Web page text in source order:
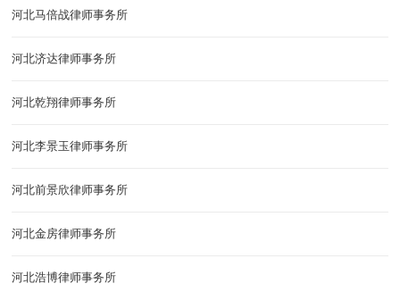
河北马倍战律师事务所
河北济达律师事务所
河北乾翔律师事务所
河北李景玉律师事务所
河北前景欣律师事务所
河北金房律师事务所
河北浩博律师事务所